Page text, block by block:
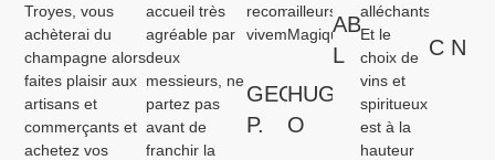
Troyes, vous
achèterai du
champagne alors
faites plaisir aux
artisans et
commerçants et
achetez vos
accueil très
agréable par
deux
messieurs, ne
partez pas
avant de
franchir la
recommande
vivement.
GEORGES
P.
ailleurs...
Magique!
HUGO
O
ABEL
L
alléchants.
Et le
choix de
vins et
spiritueux
est à la
hauteur
C N